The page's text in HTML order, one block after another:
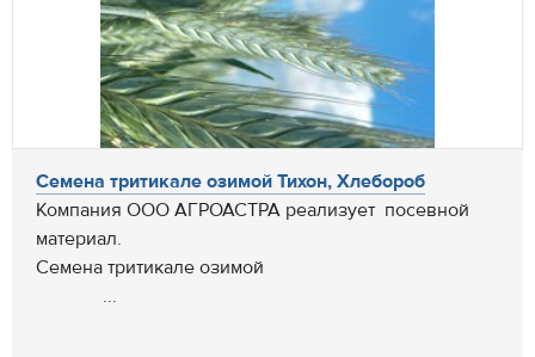
Семена тритикале озимой Тихон, Хлебороб
Компания ООО АГРОАСТРА реализует посевной
материал.
Семена тритикале озимой
...